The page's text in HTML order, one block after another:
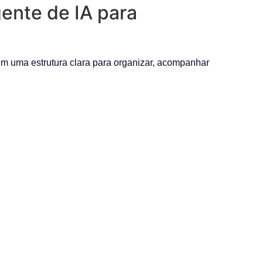
de IA para
uma estrutura clara para organizar, acompanhar